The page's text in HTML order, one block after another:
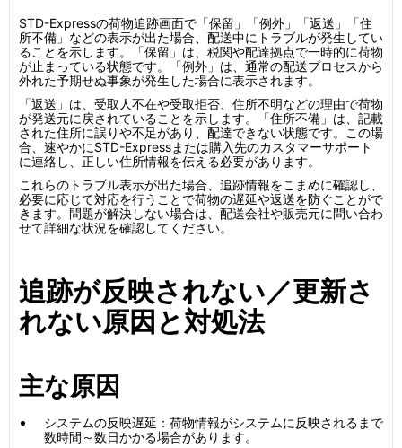
STD-Expressの荷物追跡画面で「保留」「例外」「返送」「住
所不備」などの表示が出た場合、配送中にトラブルが発生してい
ることを示します。「保留」は、税関や配達拠点で一時的に荷物
が止まっている状態です。「例外」は、通常の配送プロセスから
外れた予期せぬ事象が発生した場合に表示されます。
「返送」は、受取人不在や受取拒否、住所不明などの理由で荷物
が発送元に戻されていることを示します。「住所不備」は、記載
された住所に誤りや不足があり、配達できない状態です。この場
合、速やかにSTD-Expressまたは購入先のカスタマーサポート
に連絡し、正しい住所情報を伝える必要があります。
これらのトラブル表示が出た場合、追跡情報をこまめに確認し、
必要に応じて対応を行うことで荷物の遅延や返送を防ぐことがで
きます。問題が解決しない場合は、配送会社や販売元に問い合わ
せて詳細な状況を確認してください。
追跡が反映されない／更新さ
れない原因と対処法
主な原因
システムの反映遅延：荷物情報がシステムに反映されるまで
数時間～数日かかる場合があります。